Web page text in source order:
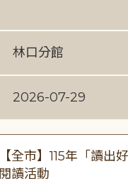
林口分館
2026-07-29
【全市】115年「讀出
閱讀活動